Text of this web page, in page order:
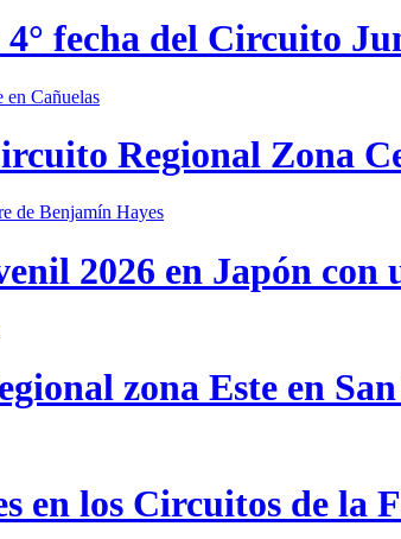
fecha del Circuito
Regional Zona
2026 en Japón con
zona Este en
en los Circuitos de la